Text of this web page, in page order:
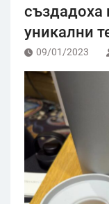
създадоха
уникални
09/01/2023